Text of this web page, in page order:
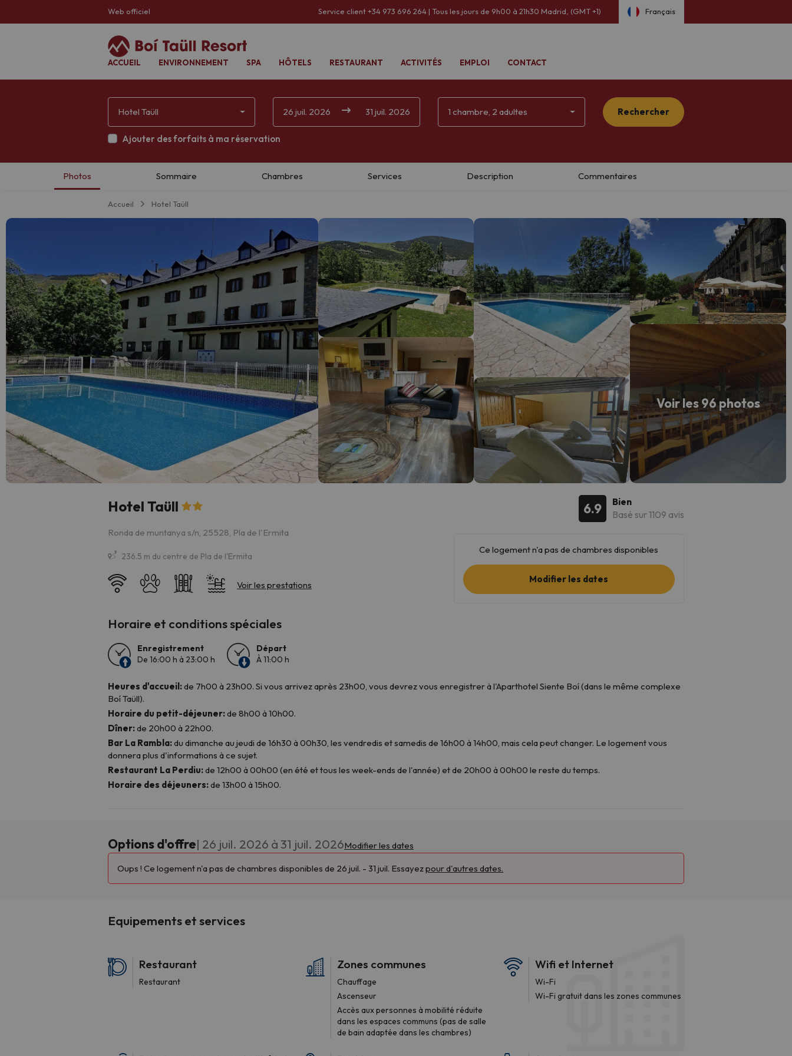
Web officiel Service client +34 973 696 264 | Tous les jours de 9h00 à 21h30 ​Madrid, (GMT +1) Français
ACCUEIL ENVIRONNEMENT SPA HÔTELS RESTAURANT ACTIVITÉS EMPLOI CONTACT
Hotel Taüll 26 juil. 2026 31 juil. 2026 1 chambre, 2 adultes
Ajouter des forfaits à ma réservation
Rechercher
Accueil Hotel Taüll
Voir les 96 photos
Hotel Taüll
Ronda de muntanya s/n, 25528, Pla de l'Ermita
236.5 m du centre de Pla de l'Ermita
6.9
Bien
Basé sur 1109 avis
Ce logement n'a pas de chambres disponibles
Modifier les dates
Horaire et conditions spéciales
Options d'offre| 26 juil. 2026 à 31 juil. 2026Modifier les dates
Oups ! Ce logement n'a pas de chambres disponibles de 26 juil. - 31 juil. Essayezpour d'autres dates.
Equipements et services
Restaurant
Restaurant
Zones communes
Chauffage
Ascenseur
Accès aux personnes à mobilité réduite
dans les espaces communs (pas de salle
de bain adaptée dans les chambres)
Wifi et Internet
Wi-Fi
Wi-Fi gratuit dans les zones communes